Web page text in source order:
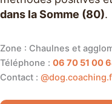
dans la Somme (80).
Zone : Chaulnes et
Téléphone : 06 70 51 00
Contact :